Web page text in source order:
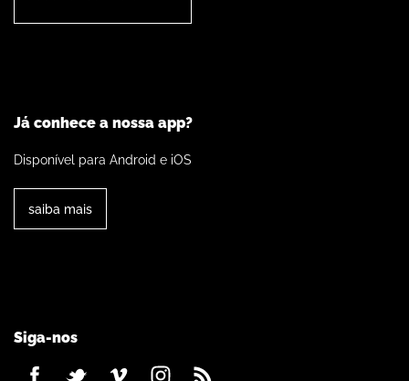
Já conhece a nossa app?
Disponível para Android e iOS
saiba mais
Siga-nos